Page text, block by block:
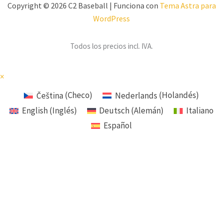
Copyright © 2026 C2 Baseball | Funciona con Tema Astra para
WordPress
Todos los precios incl. IVA.
×
Čeština(Checo) Nederlands (Holandés)
English(Inglés) Deutsch(Alemán)
Italiano
Español